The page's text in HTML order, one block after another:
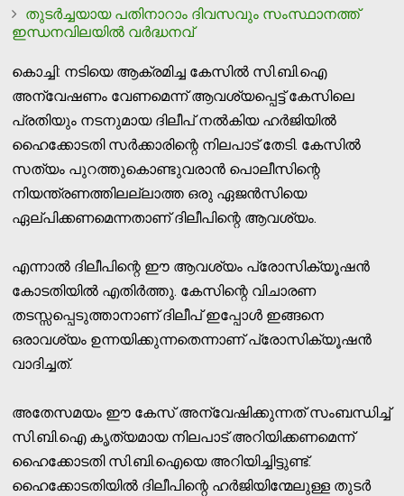
തുടര്‍ച്ചയായ പതിനാറാം ദിവസവും സംസ്ഥാനത്ത്
ഇന്ധനവിലയില്‍ വര്‍ദ്ധനവ്
കൊച്ചി: നടിയെ ആക്രമിച്ച കേസില്‍ സി.ബി.ഐ
അന്വേഷണം വേണമെന്ന് ആവശ്യപ്പെട്ട് കേസിലെ
പ്രതിയും നടനുമായ ദിലീപ് നല്‍കിയ ഹര്‍ജിയില്‍
ഹൈക്കോടതി സര്‍ക്കാരിന്റെ നിലപാട് തേടി. കേസില്‍
സത്യം പുറത്തുകൊണ്ടുവരാന്‍ പൊലീസിന്റെ
നിയന്ത്രണത്തിലല്ലാത്ത ഒരു ഏജന്‍സിയെ
ഏല്പിക്കണമെന്നതാണ് ദിലീപിന്റെ ആവശ്യം.
എന്നാല്‍ ദിലീപിന്റെ ഈ ആവശ്യം പ്രോസിക്യൂഷന്‍
കോടതിയില്‍ എതിര്‍ത്തു. കേസിന്റെ വിചാരണ
തടസ്സപ്പെടുത്താനാണ് ദിലീപ് ഇപ്പോള്‍ ഇങ്ങനെ
ഒരാവശ്യം ഉന്നയിക്കുന്നതെന്നാണ് പ്രോസിക്യൂഷന്‍
വാദിച്ചത്.
അതേസമയം ഈ കേസ് അന്വേഷിക്കുന്നത് സംബന്ധിച്ച്
സി.ബി.ഐ കൃത്യമായ നിലപാട് അറിയിക്കണമെന്ന്
ഹൈക്കോടതി സി.ബി.ഐയെ അറിയിച്ചിട്ടുണ്ട്.
ഹൈക്കോടതിയില്‍ ദിലീപിന്റെ ഹര്‍ജിയിന്മേലുള്ള തുടര്‍